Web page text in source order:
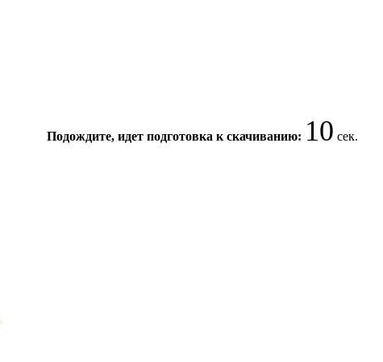
Подождите, идет подготовка к скачиванию: 10 сек.